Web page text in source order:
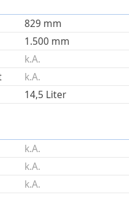
829 mm
1.500 mm
k.A.
k.A.
14,5 Liter
k.A.
k.A.
k.A.